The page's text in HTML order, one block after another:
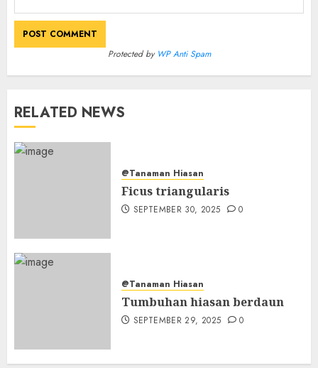
Protected by WP Anti Spam
RELATED NEWS
@Tanaman Hiasan
Ficus triangularis
SEPTEMBER 30, 2025 0
@Tanaman Hiasan
Tumbuhan hiasan berdaun
SEPTEMBER 29, 2025 0